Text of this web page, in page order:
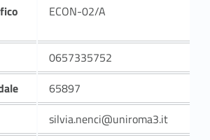
ECON-02/A
0657335752
65897
silvia.nenci@uniroma3.it